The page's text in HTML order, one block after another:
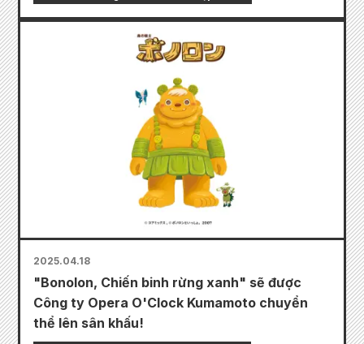
2025.04.18
"Bonolon, Chiến binh rừng xanh" sẽ được
Công ty Opera O'Clock Kumamoto chuyển
thể lên sân khấu!